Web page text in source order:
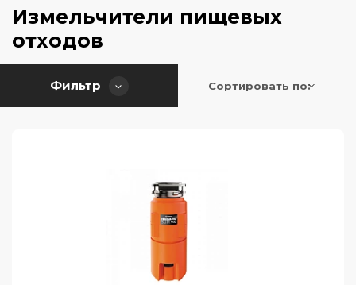
Измельчители пищевых
отходов
Фильтр
Bone Crusher
Franke
Maunfeld
Midea
Страна производитель
Италия
Китай
Высота (см)
32.3
Ширина (см)
Сортировать по: